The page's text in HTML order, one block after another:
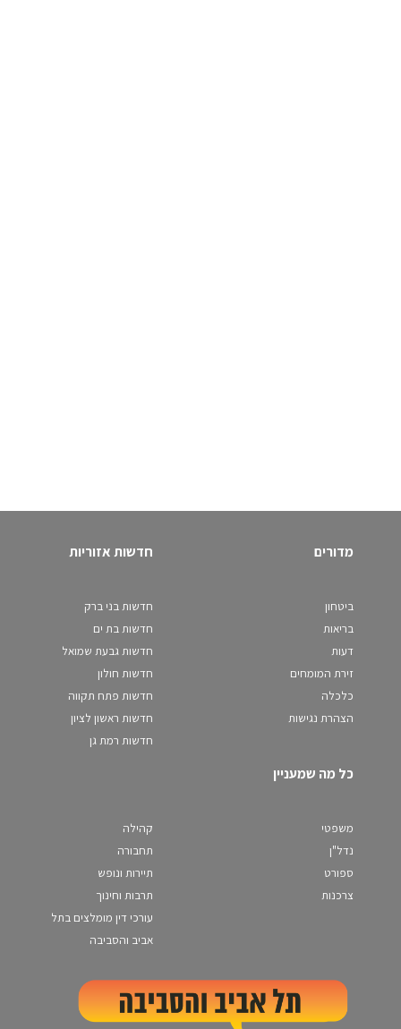
מדורים
ביטחון
בריאות
דעות
זירת המומחים
כלכלה
הצהרת נגישות
חדשות אזוריות
חדשות בני ברק
חדשות בת ים
חדשות גבעת שמואל
חדשות חולון
חדשות פתח תקווה
חדשות ראשון לציון
חדשות רמת גן
כל מה שמעניין
משפטי
נדל"ן
ספורט
צרכנות
קהילה
תחבורה
תיירות ונופש
תרבות וחינוך
עורכי דין מומלצים בתל
אביב והסביבה